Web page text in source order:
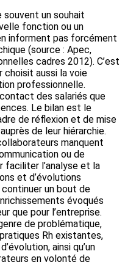
un souhait
fonction ou un
informent pas forcément
(source : Apec,
cadres 2012). C’est
choisit aussi la voie
professionnelle.
des salariés que
Le bilan est le
de réflexion et de mise
de leur hiérarchie.
manquent
ou de
faciliter l’analyse et la
et d’évolutions
un bout de
évoqués
que pour l’entreprise.
de problématique,
Rh existantes,
ainsi qu’un
en volonté de